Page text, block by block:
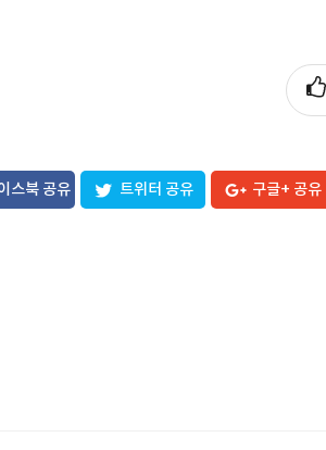
스북 공유 트위터 공유 구글+ 공유